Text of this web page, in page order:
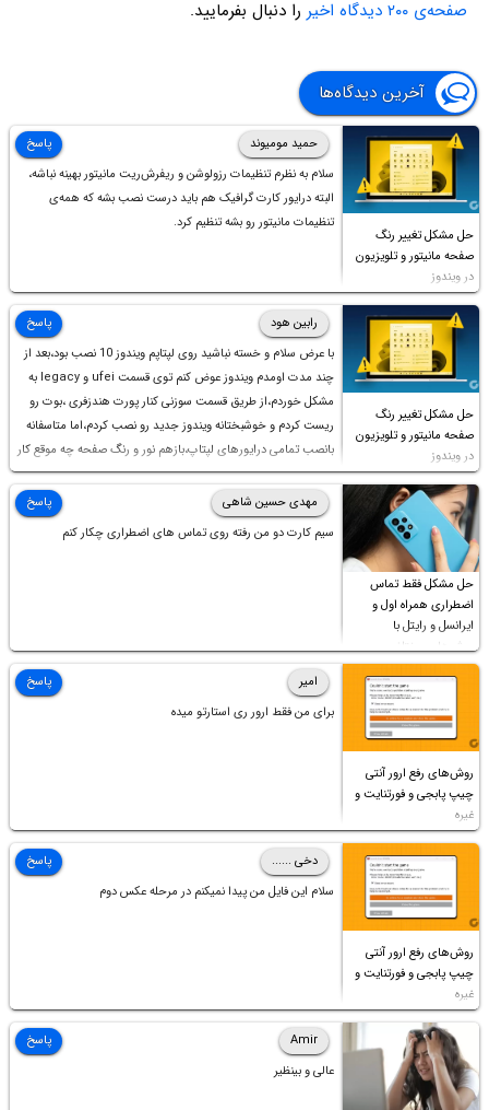
صفحه‌ی ۲۰۰ دیدگاه اخیر
را دنبال بفرمایید.
آخرین دیدگاه‌ها
حل مشکل تغییر رنگ
صفحه مانیتور و تلویزیون
در ویندوز
حمید مومیوند
سلام به نظرم تنظیمات رزولوشن و ریفرش‌ریت مانیتور بهینه نباشه،
البته درایور کارت گرافیک هم باید درست نصب بشه که همه‌ی
تنظیمات مانیتور رو بشه تنظیم کرد.
پاسخ
حل مشکل تغییر رنگ
صفحه مانیتور و تلویزیون
در ویندوز
رابین هود
با عرض سلام و خسته نباشید روی لپتاپم ویندوز 10 نصب بود،بعد از
چند مدت اومدم ویندوز عوض کنم توی قسمت ufei و legacy به
مشکل خوردم،از طریق قسمت سوزنی کنار پورت هندزفری ،بوت رو
ریست کردم و خوشبختانه ویندوز جدید رو نصب کردم،اما متاسفانه
بانصب تمامی درایورهای لپتاپ،بازهم نور و رنگ صفحه چه موقع کار
چه موقع پخش فیلم مثل سابق نیست(نور زیاده و بی کیفیت)،با
ابدیت کردن کارت گرافیک،کالیبره کردن و غیره هم نور و رنگ درست
نشد (انگار تصویر ماته)، خواهشمند است راهنمایی فرمایید باتشکر
پاسخ
حل مشکل فقط تماس
اضطراری همراه اول و
ایرانسل و رایتل با
روش‌های مختلف
مهدی حسین شاهی
سیم کارت دو من رفته روی تماس های اضطراری چکار کنم
پاسخ
روش‌های رفع ارور آنتی
چیپ پابجی و فورتنایت و
غیره
امیر
برای من فقط ارور ری استارتو میده
پاسخ
روش‌های رفع ارور آنتی
چیپ پابجی و فورتنایت و
غیره
دخی ......
سلام این فایل من پیدا نمیکنم در مرحله عکس دوم
پاسخ
Amir
عالی و بینظیر
پاسخ